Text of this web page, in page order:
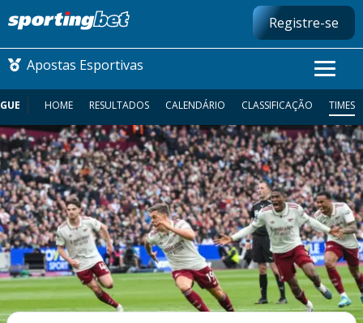
Registre-se
Apostas Esportivas
CONMEBOL LIBERTADORES
FUTEBOL NACIONAL
FUTEBOL INTERNACIONAL
COMO APOSTAR
MAIS ESPORTES
HOME RESULTADOS CALENDÁRIO CLASSIFICAÇÃO TIMES